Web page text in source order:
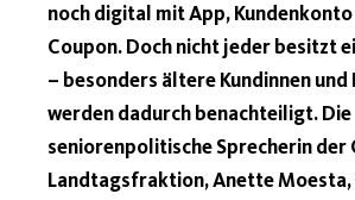
noch digital mit App, Kundenkonto
Coupon. Doch nicht jeder besitzt
– besonders ältere Kundinnen und
werden dadurch benachteiligt. Die
seniorenpolitische Sprecherin der
Landtagsfraktion, Anette